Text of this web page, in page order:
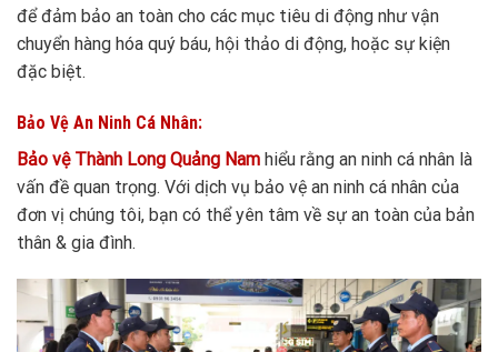
để đảm bảo an toàn cho các mục tiêu di động như vận
chuyển hàng hóa quý báu, hội thảo di động, hoặc sự kiện
đặc biệt.
Bảo Vệ An Ninh Cá Nhân:
Bảo vệ Thành Long Quảng Nam hiểu rằng an ninh cá nhân là
vấn đề quan trọng. Với dịch vụ bảo vệ an ninh cá nhân của
đơn vị chúng tôi, bạn có thể yên tâm về sự an toàn của bản
thân & gia đình.